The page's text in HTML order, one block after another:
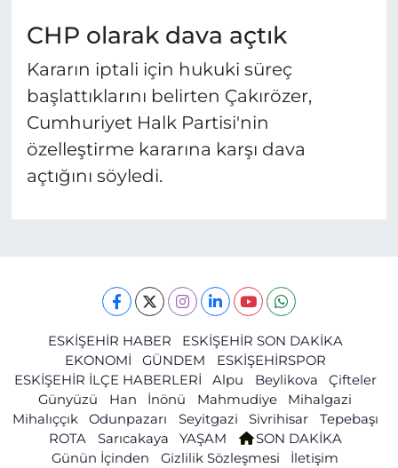
CHP olarak dava açtık
Kararın iptali için hukuki süreç
başlattıklarını belirten Çakırözer,
Cumhuriyet Halk Partisi'nin
özelleştirme kararına karşı dava
açtığını söyledi.
ESKİŞEHİR HABER
ESKİŞEHİR SON DAKİKA
EKONOMİ
GÜNDEM
ESKİŞEHİRSPOR
ESKİŞEHİR İLÇE HABERLERİ
Alpu Beylikova
Çifteler
Günyüzü
Han İnönü Mahmudiye
Mihalgazi
Mihalıççık
Odunpazarı Seyitgazi Sivrihisar
Tepebaşı
ROTA
Sarıcakaya YAŞAM
SON DAKİKA
Günün İçinden
Gizlilik Sözleşmesi
İletişim